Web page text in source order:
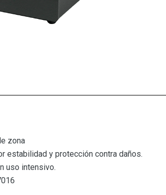
zona
estabilidad y protección contra daños.
uso intensivo.